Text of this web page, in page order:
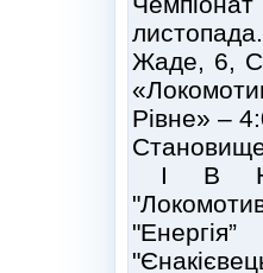
Жаде, 6,
Рівне» –
І В